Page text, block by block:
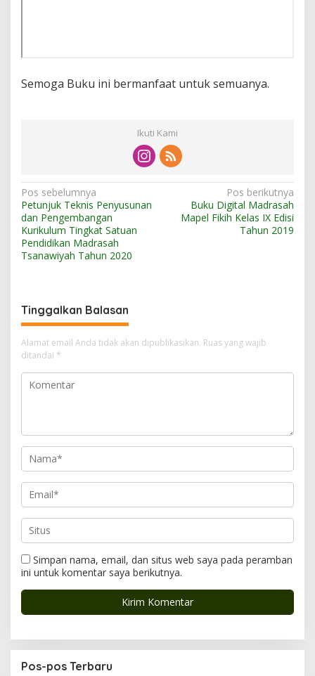
Semoga Buku ini bermanfaat untuk semuanya.
Ikuti Kami
N
a
v
i
s
i
p
o
s
Pos sebelumnya
Petunjuk Teknis Penyusunan
dan Pengembangan
Kurikulum Tingkat Satuan
Pendidikan Madrasah
Tsanawiyah Tahun 2020
Pos berikutnya
Buku Digital Madrasah
Mapel Fikih Kelas IX Edisi
Tahun 2019
Tinggalkan Balasan
Alamat email Anda tidak akan dipublikasikan. Ruas yang wajib
ditandai *
Simpan nama, email, dan situs web saya pada peramban
ini untuk komentar saya berikutnya.
Pos-pos Terbaru